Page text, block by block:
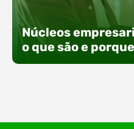
Núcleos
o que são e